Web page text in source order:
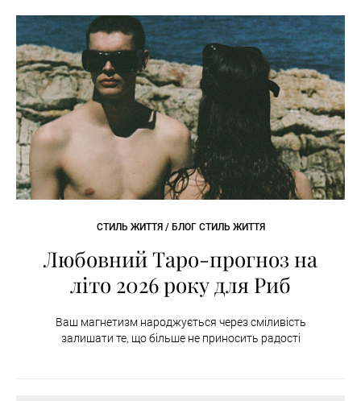
СТИЛЬ ЖИТТЯ / БЛОГ СТИЛЬ ЖИТТЯ
Любовний Таро-прогноз на
літо 2026 року для Риб
Ваш магнетизм народжується через сміливість
залишати те, що більше не приносить радості